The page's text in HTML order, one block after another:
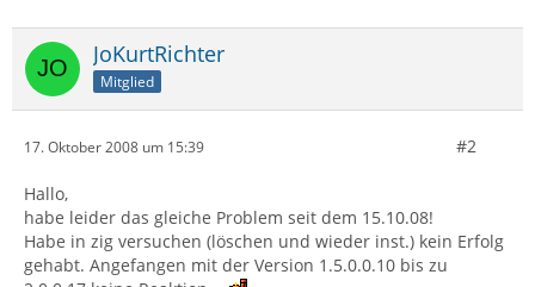
JoKurtRichter
Mitglied
17. Oktober 2008 um 15:39 #2
Hallo,
habe leider das gleiche Problem seit dem 15.10.08!
Habe in zig versuchen (löschen und wieder inst.) kein Erfolg
gehabt. Angefangen mit der Version 1.5.0.0.10 bis zu